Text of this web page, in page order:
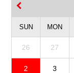
SUN MON
26 27
2 3